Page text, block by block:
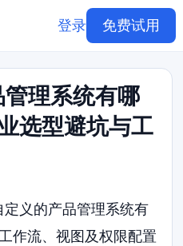
登录 免费试用
理系统有哪
选型避坑与工
义的产品管理系统有
作流、视图及权限配置